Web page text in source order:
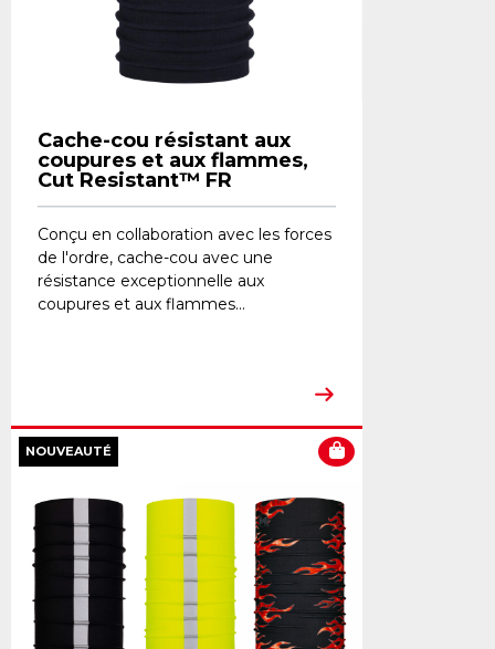
Cache-cou résistant aux
coupures et aux flammes,
Cut Resistant™ FR
Conçu en collaboration avec les forces
de l'ordre, cache-cou avec une
résistance exceptionnelle aux
coupures et aux flammes...
NOUVEAUTÉ